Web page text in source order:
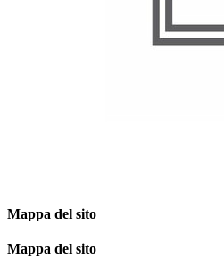
Mappa del sito
Mappa del sito